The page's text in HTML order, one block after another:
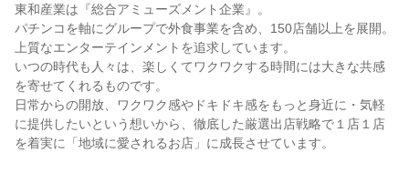
東和産業は『総合アミューズメント企業』。
パチンコを軸にグループで外食事業を含め、150店舗以上を展開。
上質なエンターテインメントを追求しています。
いつの時代も人々は、楽しくてワクワクする時間には大きな共感
を寄せてくれるものです。
日常からの開放、ワクワク感やドキドキ感をもっと身近に・気軽
に提供したいという想いから、徹底した厳選出店戦略で１店１店
を着実に「地域に愛されるお店」に成長させています。